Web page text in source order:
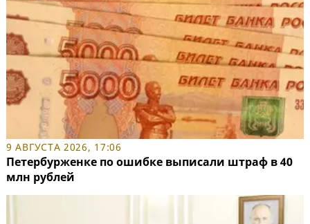
9 АВГУСТА 2026, 17:06
Петербурженке по ошибке выписали штраф в 40
млн рублей